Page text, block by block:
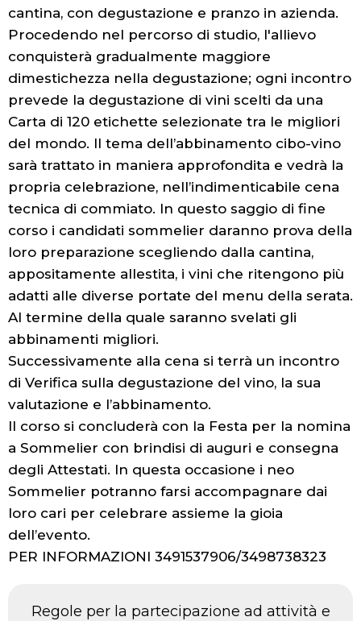
cantina, con degustazione e pranzo in azienda.
Procedendo nel percorso di studio, l'allievo
conquisterà gradualmente maggiore
dimestichezza nella degustazione; ogni incontro
prevede la degustazione di vini scelti da una
Carta di 120 etichette selezionate tra le migliori
del mondo. Il tema dell’abbinamento cibo-vino
sarà trattato in maniera approfondita e vedrà la
propria celebrazione, nell’indimenticabile cena
tecnica di commiato. In questo saggio di fine
corso i candidati sommelier daranno prova della
loro preparazione scegliendo dalla cantina,
appositamente allestita, i vini che ritengono più
adatti alle diverse portate del menu della serata.
Al termine della quale saranno svelati gli
abbinamenti migliori.
Successivamente alla cena si terrà un incontro
di Verifica sulla degustazione del vino, la sua
valutazione e l’abbinamento.
Il corso si concluderà con la Festa per la nomina
a Sommelier con brindisi di auguri e consegna
degli Attestati. In questa occasione i neo
Sommelier potranno farsi accompagnare dai
loro cari per celebrare assieme la gioia
dell’evento.
PER INFORMAZIONI 3491537906/3498738323
Regole per la partecipazione ad attività e